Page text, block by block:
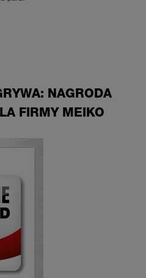
NAGRODA
FIRMY MEIKO